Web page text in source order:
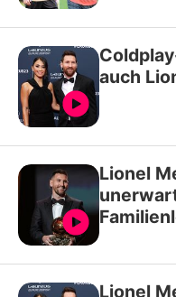
auch
Lionel
Lionel